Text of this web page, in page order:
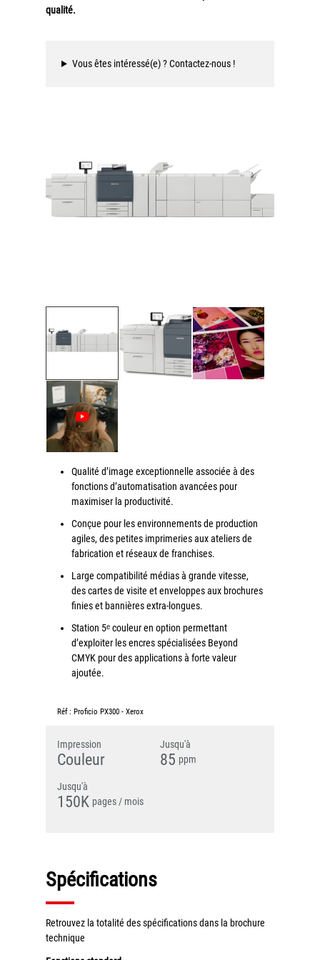
Simplifiez la gestion RH de votre entreprise avec un logiciel
Imprimantes de bureau
Multifonctions
Presses numériques et imprimantes de production
Xerox® VersaLink® C405 C415 — Multifonction A4
Imprimante multifonctions couleur Xerox® VersaLink®
Capture numérisation de documents
RISC Box
Apps
Services
Audit de Sécurité Informatique
Sécurité des Réseaux
Sécurité des périphériques d’impression
Gestion des documents
ConnectKey®
Service de Gestion d’impression (MPS)
Notre équipe
Grand Lyon
Monts du Lyonnais
Vallée du Rhône
Nos clients témoignent
Rejoignez-nous
qualité.
Vous êtes intéressé(e) ? Contactez-nous !
Qualité d’image exceptionnelle associée à des
fonctions d’automatisation avancées pour
maximiser la productivité.
Conçue pour les environnements de production
agiles, des petites imprimeries aux ateliers de
fabrication et réseaux de franchises.
Large compatibilité médias à grande vitesse,
des cartes de visite et enveloppes aux brochures
finies et bannières extra-longues.
Station 5ᵉ couleur en option permettant
d’exploiter les encres spécialisées Beyond
CMYK pour des applications à forte valeur
ajoutée.
Réf : Proficio PX300 - Xerox
Impression
Couleur
Jusqu'à
85 ppm
Jusqu'à
150K pages / mois
Spécifications
Retrouvez la totalité des spécifications dans la brochure
technique